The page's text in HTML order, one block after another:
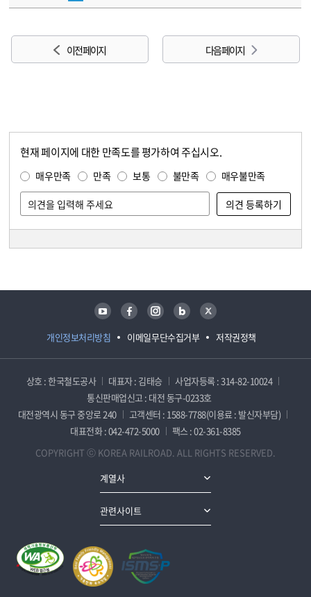
이전 페이지 다음 페이지
현재 페이지에 대한 만족도를 평가하여 주십시오.
매우만족 만족 보통 불만족 매우불만족
개인정보처리방침 이메일무단수집거부 저작권정책
유튜브 페이스북 인스타그램 블로그 트위터
상호 : 한국철도공사 대표자 : 김태승
사업자등록 : 314-82-10024
통신판매업신고 : 대전 동구-0233호
대전광역시 동구 중앙로 240
고객센터 : 1588-7788(이용료 : 발신자부담)
대표전화 : 042-472-5000
팩스 : 02-361-8385
COPYRIGHT ⓒ KOREA RAILROAD. ALL RIGHTS RESERVED.
계열사
관련사이트